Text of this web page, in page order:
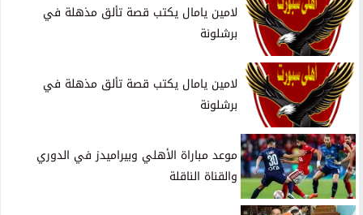
لامين يامال يكتب قصة تألق مذهلة في
برشلونة
لامين يامال يكتب قصة تألق مذهلة في
برشلونة
موعد مباراة الأهلي وبيراميدز في الدوري
والقناة الناقلة